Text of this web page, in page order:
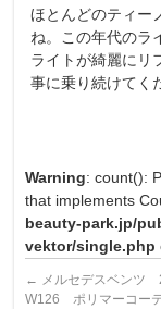
ほとんどのティー
ね。この年代のラ
ライトが綺麗にリ
事に乗り続けてく
Warning: count():
that implements
beauty-park.jp/
vektor/single.php
← メルセデスベン
W126 ポリマーコー